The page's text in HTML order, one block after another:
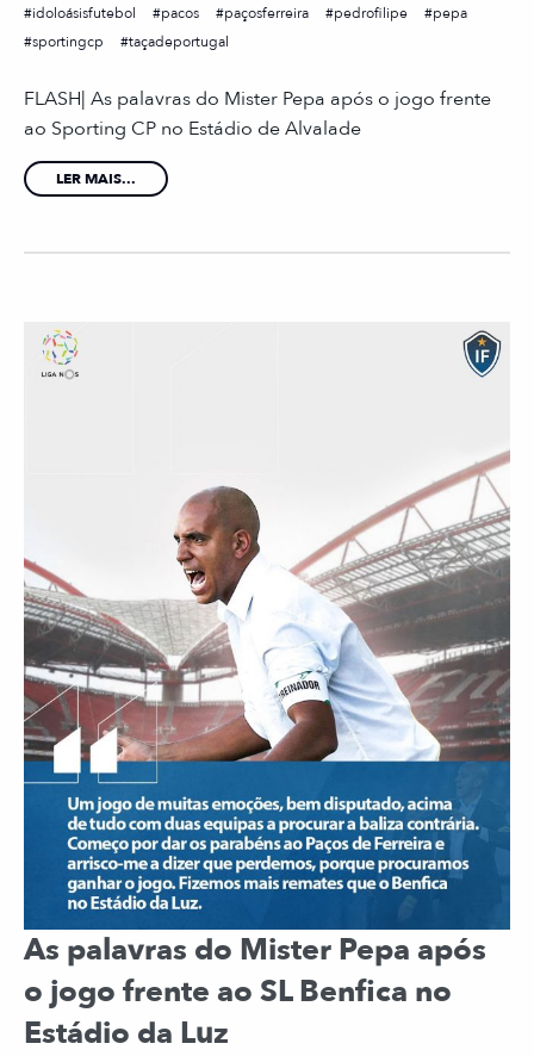
idoloásisfutebol
pacos paçosferreira pedrofilipe
pepa
sportingcp
taçadeportugal
FLASH| As palavras do Mister Pepa após o jogo frente
ao Sporting CP no Estádio de Alvalade ⠀
LER MAIS...
As palavras do Mister Pepa após
o jogo frente ao SL Benfica no
Estádio da Luz